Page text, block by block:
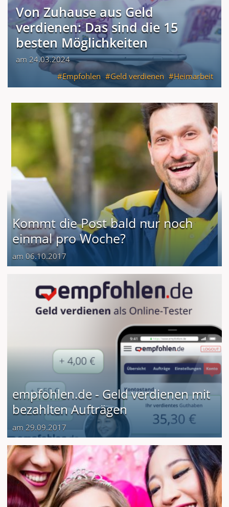
Von Zuhause aus Geld
verdienen: Das sind die 15
besten Möglichkeiten
am 24.03.2024
Empfohlen
Geld verdienen Heimarbeit
Kommt die Post bald nur noch
einmal pro Woche?
am 06.10.2017
empfohlen.de - Geld verdienen mit
bezahlten Aufträgen
am 29.09.2017